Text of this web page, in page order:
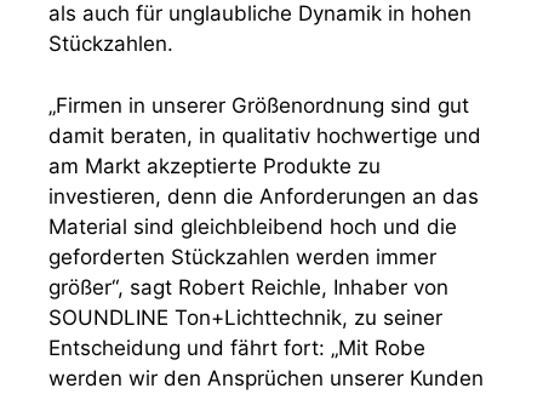
als auch für unglaubliche Dynamik in hohen
Stückzahlen.
„Firmen in unserer Größenordnung sind gut
damit beraten, in qualitativ hochwertige und
am Markt akzeptierte Produkte zu
investieren, denn die Anforderungen an das
Material sind gleichbleibend hoch und die
geforderten Stückzahlen werden immer
größer“, sagt Robert Reichle, Inhaber von
SOUNDLINE Ton+Lichttechnik, zu seiner
Entscheidung und fährt fort: „Mit Robe
werden wir den Ansprüchen unserer Kunden